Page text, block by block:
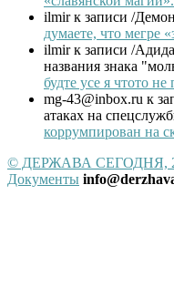
ilmirк записи /
думаете, что мегре
ilmirк записи /
названия знака
будте усе я чтото
mg-43@inbox.ru к
атаках на
коррумпирован на
© ДЕРЖАВА СЕГОДНЯ,
Документы